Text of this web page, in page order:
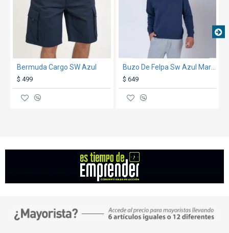
Bermuda Cargo SW Azul
$ 499
Buzo De Felpa Sw Azul Marino
$ 649